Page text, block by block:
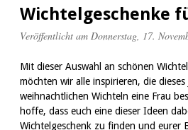
Wichtelgeschenke
Veröffentlicht am Donnerstag, 17.
Mit dieser Auswahl an schönen
möchten wir alle inspirieren, die dieses
weihnachtlichen Wichteln eine Frau
hoffe, dass euch eine dieser Ideen
Wichtelgeschenk zu finden und eurer